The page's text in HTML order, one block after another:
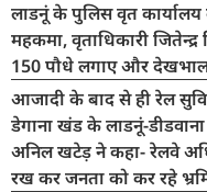
लाडनूं के पुलिस वृत
महकमा, वृताधिकारी
150 पौधे लगाए और
आजादी के बाद से ही रेल
डेगाना खंड के लाडनूं-
अनिल खटेड़ ने कहा- रेलवे
रख कर जनता को कर रहे